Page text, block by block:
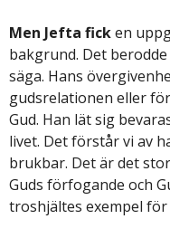
Men Jefta ficken
bakgrund. Det
säga. Hans
gudsrelationen eller
Gud. Han lät sig
livet. Det förstår vi av
brukbar. Det är det
Guds förfogande och
troshjältes exempel för